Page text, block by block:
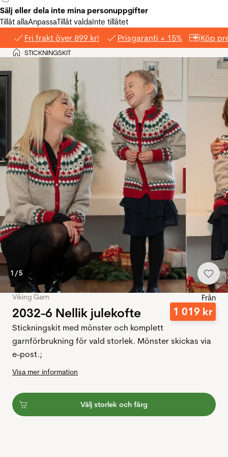
Sälj eller dela inte mina personuppgifter
Tillåt allaAnpassaTillåt valdaInte tillåtet
Fri frakt över 899 kr! Prisgaranti + 15% Köp
Hem
>STICKNINGSKIT
1 /5
Viking Garn
2032-6 Nellik julekofte
Från
1 019 kr
Stickningskit med mönster och komplett
garnförbrukning för vald storlek. Mönster skickas via
e-post.;
Visa mer information
Välj storlek och färg